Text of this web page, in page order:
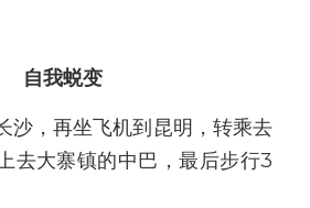
自我蜕变
沙，再坐飞机到昆明，转乘去
去大寨镇的中巴，最后步行3